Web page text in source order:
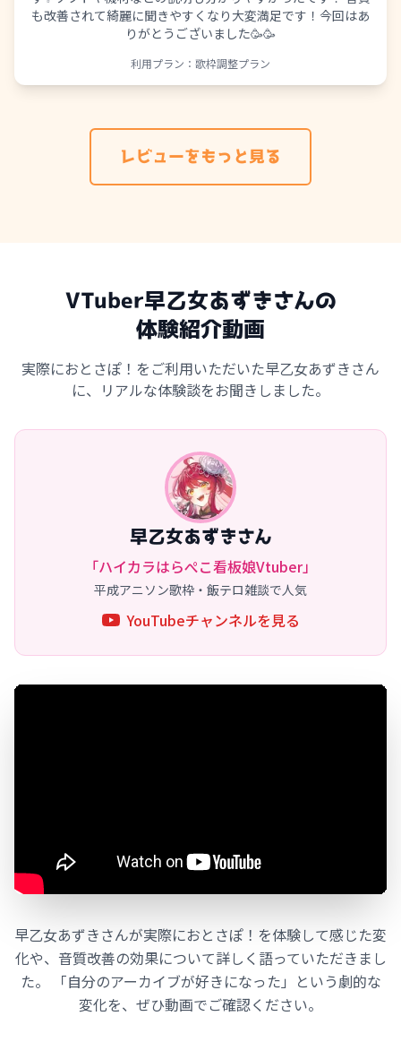
も改善されて綺麗に聞きやすくなり大変満足です！今回はあ
りがとうございました🥳🥳
利用プラン： 歌枠調整プラン
レビューをもっと見る
VTuber早乙女あずきさんの
体験紹介動画
実際におとさぽ！をご利用いただいた早乙女あずきさん
に、リアルな体験談をお聞きしました。
早乙女あずきさん
「ハイカラはらぺこ看板娘Vtuber」
平成アニソン歌枠・飯テロ雑談で人気
YouTubeチャンネルを見る
早乙女あずきさんが実際におとさぽ！を体験して感じた変
化や、音質改善の効果について詳しく語っていただきまし
た。 「自分のアーカイブが好きになった」という劇的な
変化を、ぜひ動画でご確認ください。